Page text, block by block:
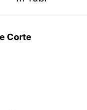
Corte